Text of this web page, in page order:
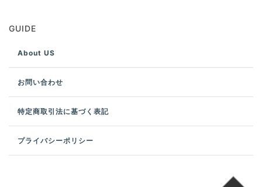
GUIDE
About US
お問い合わせ
特定商取引法に基づく表記
プライバシーポリシー